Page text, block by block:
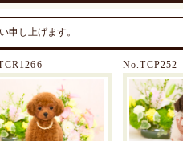
よろしくお願い申し上げま
申し上げます。
No.TCP252